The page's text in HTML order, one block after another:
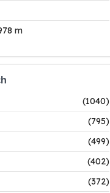
m
(1040)
(795)
(499)
(402)
(372)